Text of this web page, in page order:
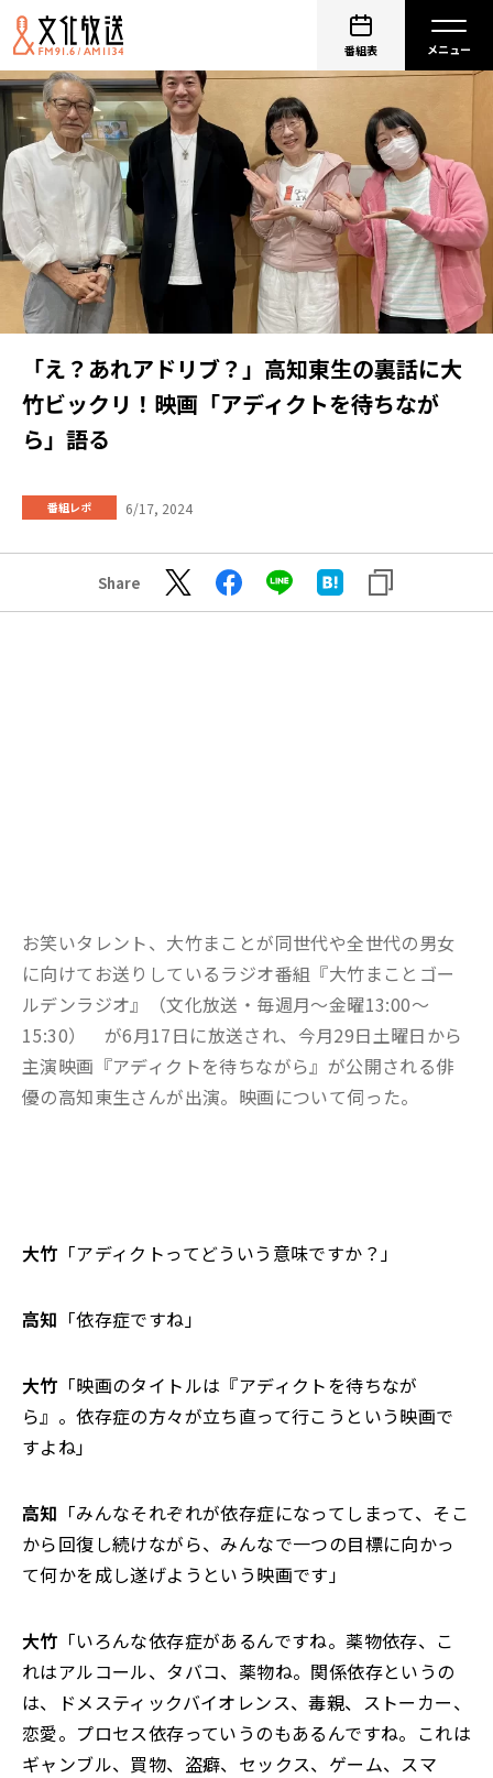
番組表
「え？あれアドリブ？」高知東生の裏話に大
竹ビックリ！映画「アディクトを待ちなが
ら」語る
番組レポ 6/17, 2024
Share
お笑いタレント、大竹まことが同世代や全世代の男女
に向けてお送りしているラジオ番組『大竹まことゴー
ルデンラジオ』（文化放送・毎週月〜金曜13:00～
15:30） が6月17日に放送され、今月29日土曜日から
主演映画『アディクトを待ちながら』が公開される俳
優の高知東生さんが出演。映画について伺った。
大竹 「アディクトってどういう意味ですか？」
高知 「依存症ですね」
大竹 「映画のタイトルは『アディクトを待ちなが
ら』。依存症の方々が立ち直って行こうという映画で
すよね」
高知 「みんなそれぞれが依存症になってしまって、そこ
から回復し続けながら、みんなで一つの目標に向かっ
て何かを成し遂げようという映画です」
大竹 「いろんな依存症があるんですね。薬物依存、こ
れはアルコール、タバコ、薬物ね。関係依存というの
は、ドメスティックバイオレンス、毒親、ストーカー、
恋愛。プロセス依存っていうのもあるんですね。これは
ギャンブル、買物、盗癖、セックス、ゲーム、スマ